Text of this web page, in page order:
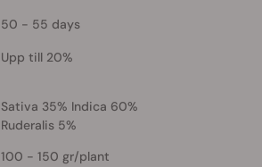
50 - 55 days
Upp till 20%
Sativa 35% Indica 60%
Ruderalis 5%
100 - 150 gr/plant